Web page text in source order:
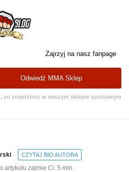
Zajrzyj na nasz fanpage
Odwiedź MMA Sklep
co znajdziesz w naszym sklepie sportowym
CZYTAJ BIO AUTORA
artykułu zajmie Ci: 5 min.